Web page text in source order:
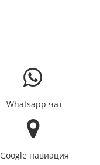
Whatsapp чат
Google навиация